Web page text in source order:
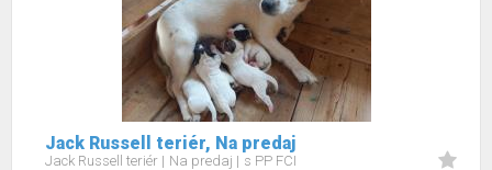
Jack Russell teriér, Na predaj
Jack Russell teriér Na predaj s PP FCI